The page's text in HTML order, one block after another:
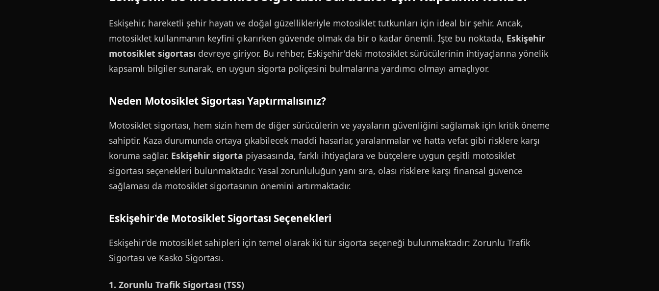
Eskişehir, hareketli şehir hayatı ve doğal güzellikleriyle motosiklet tutkunları için ideal bir şehir. Ancak,
motosiklet kullanmanın keyfini çıkarırken güvende olmak da bir o kadar önemli. İşte bu noktada, Eskişehir
motosiklet sigortası devreye giriyor. Bu rehber, Eskişehir'deki motosiklet sürücülerinin ihtiyaçlarına yönelik
kapsamlı bilgiler sunarak, en uygun sigorta poliçesini bulmalarına yardımcı olmayı amaçlıyor.
Neden Motosiklet Sigortası Yaptırmalısınız?
Motosiklet sigortası, hem sizin hem de diğer sürücülerin ve yayaların güvenliğini sağlamak için kritik öneme
sahiptir. Kaza durumunda ortaya çıkabilecek maddi hasarlar, yaralanmalar ve hatta vefat gibi risklere karşı
koruma sağlar. Eskişehir sigorta piyasasında, farklı ihtiyaçlara ve bütçelere uygun çeşitli motosiklet
sigortası seçenekleri bulunmaktadır. Yasal zorunluluğun yanı sıra, olası risklere karşı finansal güvence
sağlaması da motosiklet sigortasının önemini artırmaktadır.
Eskişehir'de Motosiklet Sigortası Seçenekleri
Eskişehir'de motosiklet sahipleri için temel olarak iki tür sigorta seçeneği bulunmaktadır: Zorunlu Trafik
Sigortası ve Kasko Sigortası.
1. Zorunlu Trafik Sigortası (TSS)